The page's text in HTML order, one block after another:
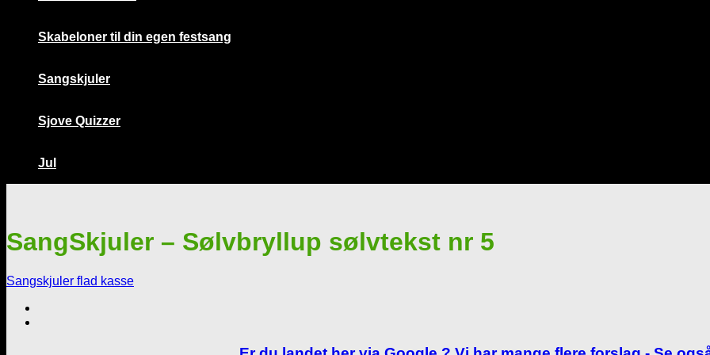
Skabeloner til din egen festsang
Sangskjuler
Sjove Quizzer
Jul
SangSkjuler – Sølvbryllup sølvtekst nr 5
Sangskjuler flad kasse